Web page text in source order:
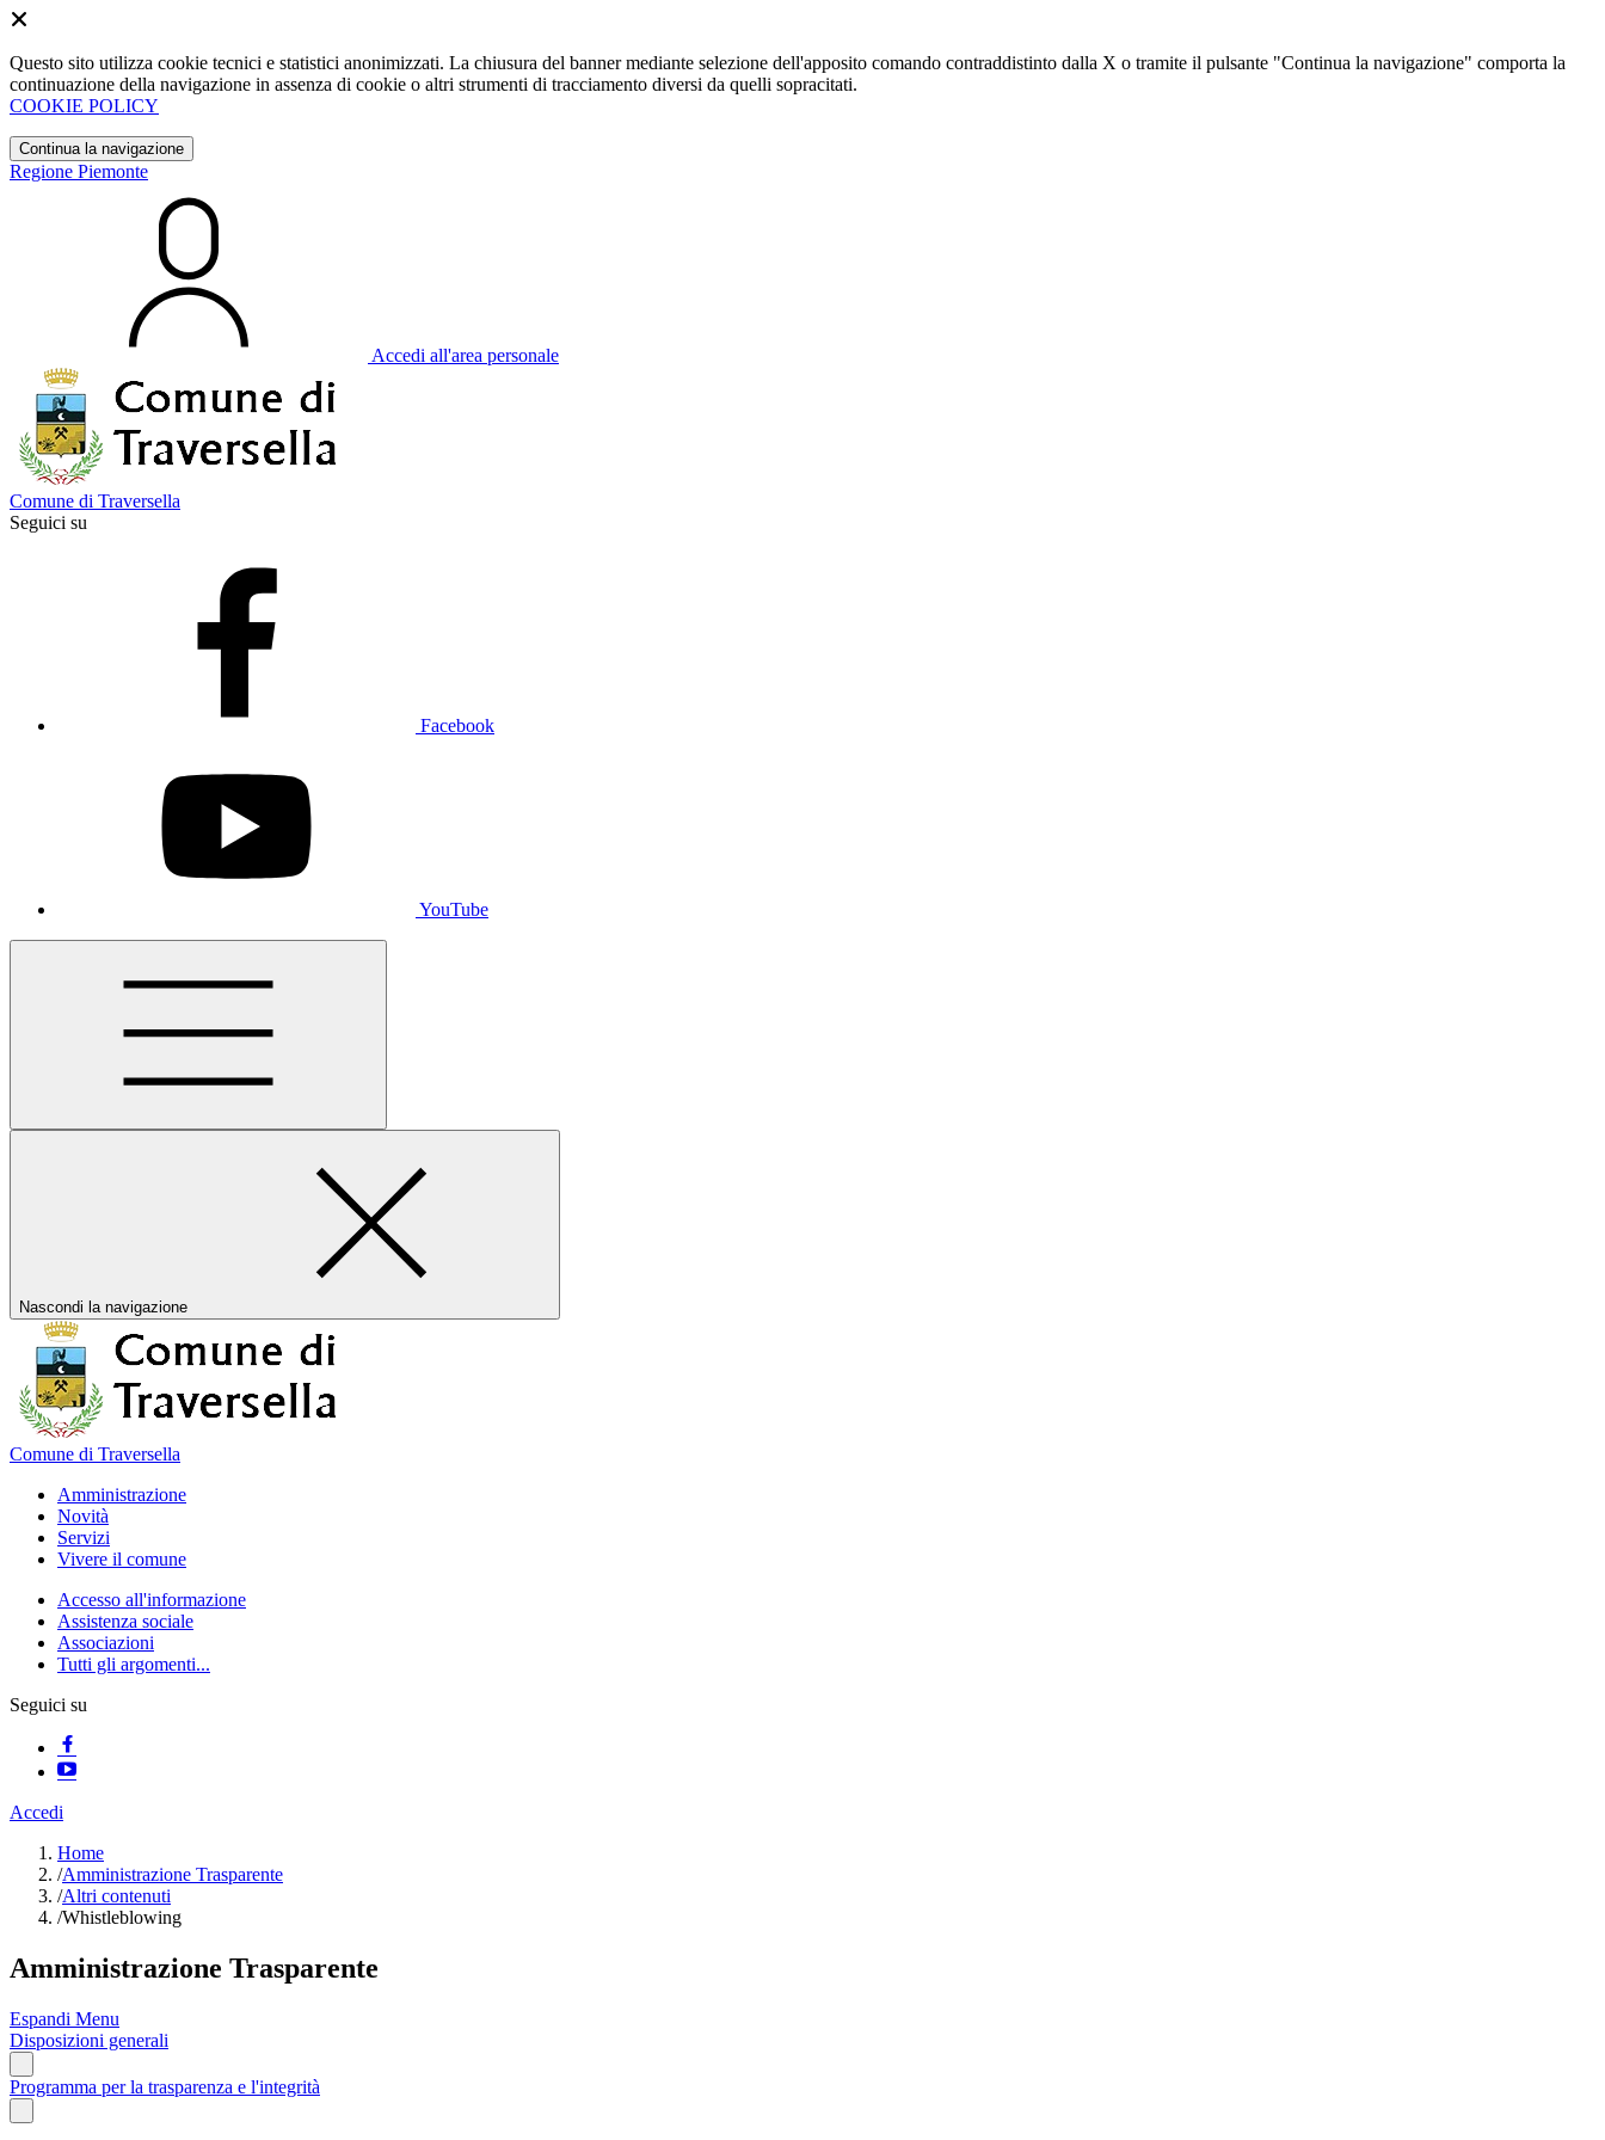
Questo sito utilizza cookie tecnici e statistici anonimizzati. La chiusura del banner mediante selezione dell'apposito comando contraddistinto dalla X o tramite il pulsante "Continua la navigazione" comporta la
continuazione della navigazione in assenza di cookie o altri strumenti di tracciamento diversi da quelli sopracitati.
COOKIE POLICY
Continua la navigazione
Regione Piemonte
Accedi all'area personale
Comune di Traversella
Seguici su
Facebook
YouTube
Nascondi la navigazione
Comune di Traversella
Amministrazione
Novità
Servizi
Vivere il comune
Accesso all'informazione
Assistenza sociale
Associazioni
Tutti gli argomenti...
Seguici su
Accedi
Home
/Amministrazione Trasparente
/Altri contenuti
/Whistleblowing
Amministrazione Trasparente
Espandi Menu
Disposizioni generali
Programma per la trasparenza e l'integrità